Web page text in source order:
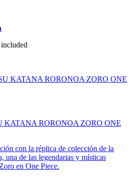
KATANA RORONOA ZORO ONE
con la réplica de colección de la
una de las legendarias y místicas
en One Piece.